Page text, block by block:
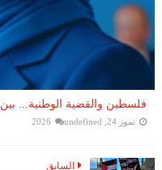
فلسطين والقضية الوطنية...
تموز 24, 2026 undefined
السابق